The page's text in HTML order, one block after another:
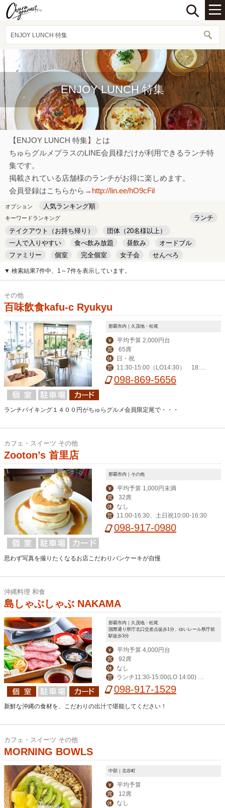
ENJOY LUNCH 特集
ENJOY LUNCH 特集
【ENJOY LUNCH 特集】とは
ちゅらグルメプラスのLINE会員様だけが利用できるランチ特
集です。
掲載されている店舗様のランチがお得に楽しめます。
会員登録はこちらから→ http://lin.ee/hO9cFil
オプション 人気ランキング順
キーワードランキング
ランチ
テイクアウト（お持ち帰り）
団体（20名様以上）
一人で入りやすい
食べ飲み放題 昼飲み
オードブル
ファミリー
個室 完全個室 女子会
せんべろ
キッズルーム
安い デート
▼ 検索結果7件中、1～7件を表示しています。
その他
百味飲食kafu-c Ryukyu
那覇市内｜久茂地・松尾
￥ 平均予算 2,000円台
席 65席
休 日・祝
営
11:30-15:00（LO14:30） 18:00
－22:00（LO21:00）
098-869-5656
ランチバイキング１４００円がちゅらグルメ会員限定尾で・・・
カフェ・スイーツ その他
Zooton’s 首里店
那覇市内｜その他
￥ 平均予算 1,000円未満
席 32席
休 なし
営 11:00-16:30、土日祝10:00-16:30
098-917-0980
思わず写真を撮りたくなるお店こだわりパンケーキが自慢
沖縄料理 和食
島しゃぶしゃぶ NAKAMA
那覇市内｜久茂地・松尾
国際通り県庁北口交差点徒歩1分、ゆいレール県庁前
駅徒歩3分
￥ 平均予算 4,000円台
席 92席
休 なし
営
ランチ11:30-15:00(LO 14:00) デ
ィナー17:00-24:00(LO 23:00)
098-917-1529
新鮮な沖縄の食材を、こだわりの出汁で堪能してください！
カフェ・スイーツ その他
MORNING BOWLS
中部｜北谷町
￥ 平均予算
席 12席
休 なし